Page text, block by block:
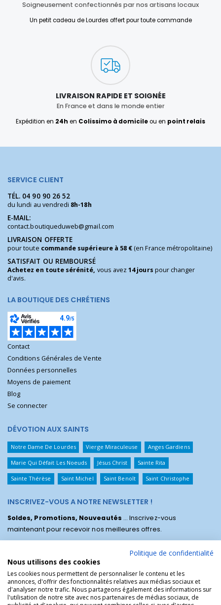
Soigneusement confectionnés par nos artisans locaux
Un petit cadeau de Lourdes offert pour toute commande
LIVRAISON RAPIDE ET SOIGNÉE
En France et dans le monde entier
Expédition en 24h en Colissimo à domicileou en point relais
SERVICE CLIENT
TÉL. 04 90 90 26 52
du lundi au vendredi 8h-18h
E-MAIL:
contact.boutiqueduweb@gmail.com
LIVRAISON OFFERTE
pour toute commande supérieure à 58 €(en France métropolitaine)
SATISFAIT OU REMBOURSÉ
Achetez en toute sérénité, vous avez14 jours pour changer
d'avis.
LA BOUTIQUE DES CHRÉTIENS
Contact
Conditions Générales de Vente
Données personnelles
Moyens de paiement
Blog
Se connecter
DÉVOTION AUX SAINTS
Notre Dame De Lourdes Vierge Miraculeuse Anges Gardiens
Marie Qui Défait Les Noeuds Jésus Christ Sainte Rita
Sainte Thérèse Saint Michel Saint Benoît Saint Christophe
INSCRIVEZ-VOUS A NOTRE NEWSLETTER !
Soldes, Promotions, Nouveautés ... Inscrivez-vous
maintenant pour recevoir nos meilleures offres.
Politique de confidentialité
Nous utilisons des cookies
Les cookies nous permettent de personnaliser le contenu et les
annonces, d'offrir des fonctionnalités relatives aux médias sociaux et
d'analyser notre trafic. Nous partageons également des informations sur
l'utilisation de notre site avec nos partenaires de médias sociaux, de